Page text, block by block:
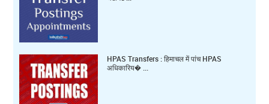
HPAS Transfers : हिमाचल में पांच HPAS
अधिकारिय� ...